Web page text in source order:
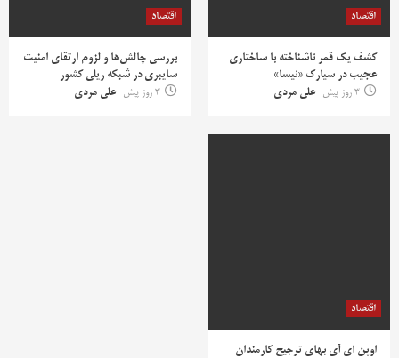
اقتصاد
کشف یک قمر ناشناخته با ساختاری
عجیب در سیارک «نیسا»
3 روز پیش
علی مردی
اقتصاد
بررسی چالش‌ها و لزوم ارتقای امنیت
سایبری در شبکه ریلی کشور
3 روز پیش
علی مردی
اقتصاد
اوپن ای آی بهای ترجیح کارمندان